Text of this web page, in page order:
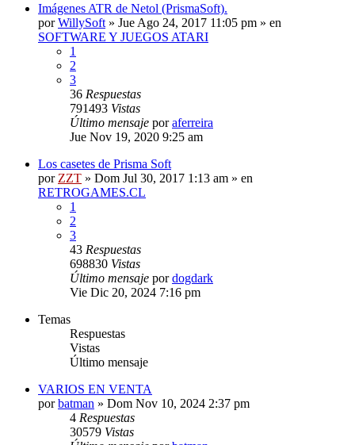
Imágenes ATR de Netol (PrismaSoft).
porWillySoft » Jue Ago 24, 2017 11:05 pm » en
SOFTWARE Y JUEGOS ATARI
1
2
3
36 Respuestas
791493 Vistas
Último mensaje poraferreira
Jue Nov 19, 2020 9:25 am
Los casetes de Prisma Soft
por ZZT » Dom Jul 30, 2017 1:13 am » en
RETROGAMES.CL
1
2
3
43 Respuestas
698830 Vistas
Último mensaje pordogdark
Vie Dic 20, 2024 7:16 pm
Temas
Respuestas
Vistas
Último mensaje
VARIOS EN VENTA
porbatman » Dom Nov 10, 2024 2:37 pm
4 Respuestas
30579 Vistas